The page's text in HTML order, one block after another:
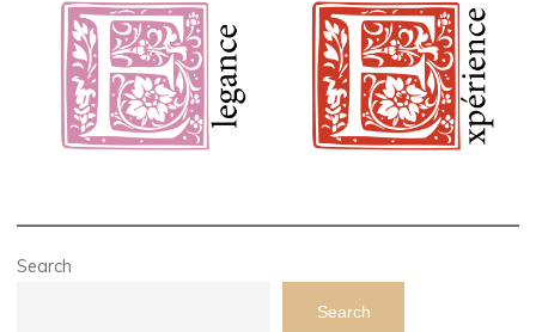
Search
Search